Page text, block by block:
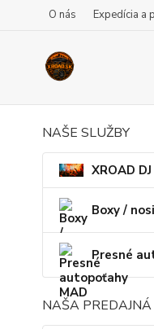
O nás Expedícia a
NAŠE SLUŽBY
XROAD DJ
Boxy /
Presné
NAŠA